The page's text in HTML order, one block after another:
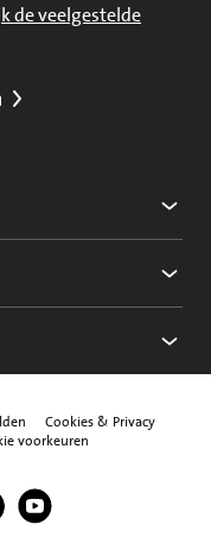
de veelgestelde
Cookies & Privacy
voorkeuren
Twitter
Jumbo YouTube